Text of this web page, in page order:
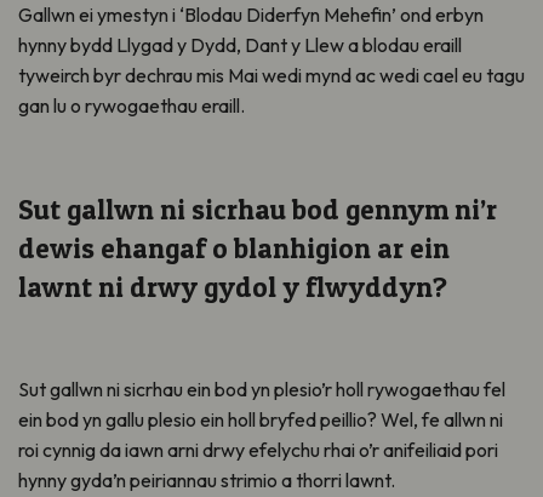
Gallwn ei ymestyn i ‘Blodau Diderfyn Mehefin’ ond erbyn
hynny bydd Llygad y Dydd, Dant y Llew a blodau eraill
tyweirch byr dechrau mis Mai wedi mynd ac wedi cael eu tagu
gan lu o rywogaethau eraill.
Sut gallwn ni sicrhau bod gennym ni’r
dewis ehangaf o blanhigion ar ein
lawnt ni drwy gydol y flwyddyn?
Sut gallwn ni sicrhau ein bod yn plesio’r holl rywogaethau fel
ein bod yn gallu plesio ein holl bryfed peillio? Wel, fe allwn ni
roi cynnig da iawn arni drwy efelychu rhai o’r anifeiliaid pori
hynny gyda’n peiriannau strimio a thorri lawnt.